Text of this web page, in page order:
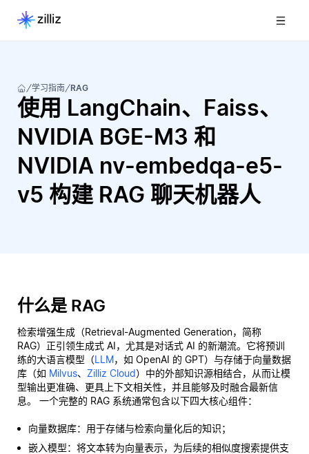
学习指南 RAG
使用 LangChain、Faiss、
NVIDIA BGE-M3 和
NVIDIA nv-embedqa-e5-
v5 构建 RAG 聊天机器人
什么是 RAG
检索增强生成（Retrieval-Augmented Generation，简称
RAG）正引领生成式 AI，尤其是对话式 AI 的新潮流。它将预训
练的大语言模型（LLM，如 OpenAI 的 GPT）与存储于向量数据
库（如 Milvus、 Zilliz Cloud）中的外部知识源相结合，从而让模
型输出更准确、更具上下文相关性，并且能够及时融合最新信
息。 一个完整的 RAG 系统通常包含以下四大核心组件：
向量数据库：用于存储与检索向量化后的知识；
嵌入模型：将文本转为向量表示，为后续的相似度搜索提供支